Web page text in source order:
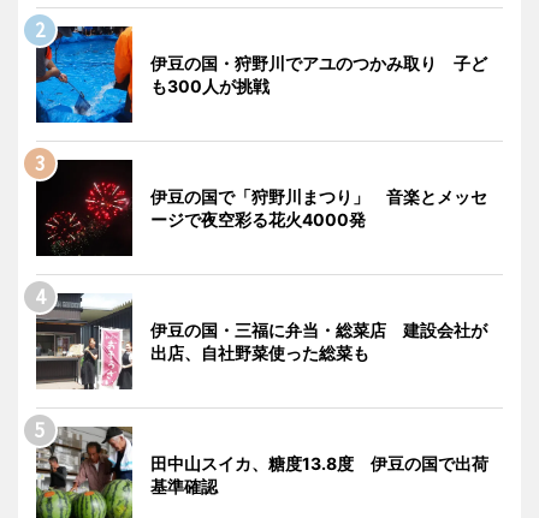
伊豆の国・狩野川でアユのつかみ取り 子ど
も300人が挑戦
伊豆の国で「狩野川まつり」 音楽とメッセ
ージで夜空彩る花火4000発
伊豆の国・三福に弁当・総菜店 建設会社が
出店、自社野菜使った総菜も
田中山スイカ、糖度13.8度 伊豆の国で出荷
基準確認